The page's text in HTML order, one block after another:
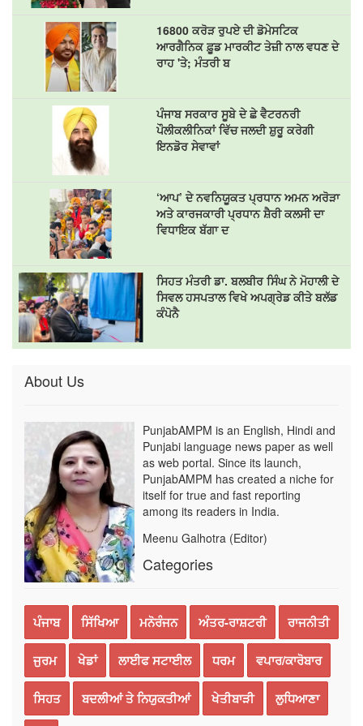
16800 ਕਰੋੜ ਰੁਪਏ ਦੀ ਡੋਮੇਸਟਿਕ
ਆਰਗੈਨਿਕ ਫ਼ੂਡ ਮਾਰਕੀਟ ਤੇਜ਼ੀ ਨਾਲ ਵਧਣ ਦੇ
ਰਾਹ 'ਤੇ; ਮੰਤਰੀ ਬ
ਪੰਜਾਬ ਸਰਕਾਰ ਸੂਬੇ ਦੇ ਛੇ ਵੈਟਰਨਰੀ
ਪੌਲੀਕਲੀਨਿਕਾਂ ਵਿੱਚ ਜਲਦੀ ਸ਼ੁਰੂ ਕਰੇਗੀ
ਇਨਡੋਰ ਸੇਵਾਵਾਂ
‘ਆਪ’ ਦੇ ਨਵਨਿਯੂਕਤ ਪ੍ਰਧਾਨ ਅਮਨ ਅਰੋੜਾ
ਅਤੇ ਕਾਰਜਕਾਰੀ ਪ੍ਰਧਾਨ ਸ਼ੈਰੀ ਕਲਸੀ ਦਾ
ਵਿਧਾਇਕ ਬੱਗਾ ਦ
ਸਿਹਤ ਮੰਤਰੀ ਡਾ. ਬਲਬੀਰ ਸਿੰਘ ਨੇ ਮੋਹਾਲੀ ਦੇ
ਸਿਵਲ ਹਸਪਤਾਲ ਵਿਖੇ ਅਪਗ੍ਰੇਡ ਕੀਤੇ ਬਲੱਡ
ਕੰਪੋਨੈ
About Us
PunjabAMPM is an English, Hindi and
Punjabi language news paper as well
as web portal. Since its launch,
PunjabAMPM has created a niche for
itself for true and fast reporting
among its readers in India.
Meenu Galhotra (Editor)
Categories
ਪੰਜਾਬ ਸਿੱਖਿਆ ਮਨੋਰੰਜਨ ਅੰਤਰ-ਰਾਸ਼ਟਰੀ ਰਾਜਨੀਤੀ
ਜੁਰਮ ਖੇਡਾਂ ਲਾਈਫ ਸਟਾਈਲ ਧਰਮ ਵਪਾਰ/ਕਾਰੋਬਾਰ
ਸਿਹਤ ਬਦਲੀਆਂ ਤੇ ਨਿਯੁਕਤੀਆਂ ਖੇਤੀਬਾੜੀ ਲੁਧਿਆਣਾ